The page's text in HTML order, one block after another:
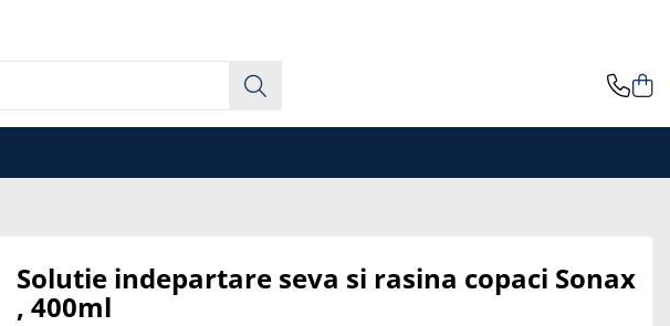
Solutie indepartare seva si rasina copaci Sonax
, 400ml